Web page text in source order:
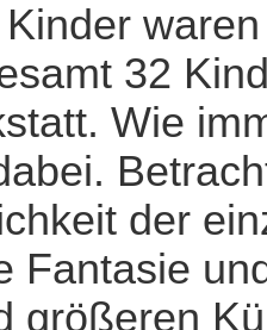
32
Wie
der
Fantasie
größeren